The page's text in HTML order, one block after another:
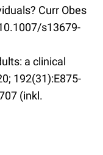
Curr Obes
s13679-
a clinical
192(31):E875-
(inkl.